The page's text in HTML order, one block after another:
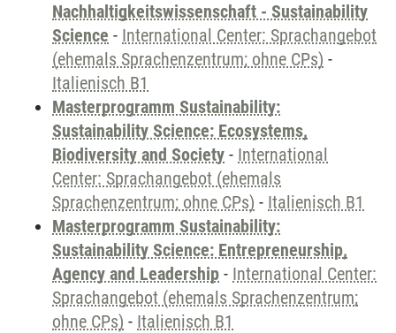
Nachhaltigkeitswissenschaft - Sustainability
Science - International Center: Sprachangebot
(ehemals Sprachenzentrum; ohne CPs) -
Italienisch B1
Masterprogramm Sustainability:
Sustainability Science: Ecosystems,
Biodiversity and Society - International
Center: Sprachangebot (ehemals
Sprachenzentrum; ohne CPs) - Italienisch B1
Masterprogramm Sustainability:
Sustainability Science: Entrepreneurship,
Agency and Leadership - International Center:
Sprachangebot (ehemals Sprachenzentrum;
ohne CPs) - Italienisch B1